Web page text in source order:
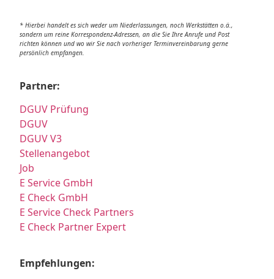
* Hierbei handelt es sich weder um Niederlassungen, noch Werkstätten o.ä.,
sondern um reine Korrespondenz-Adressen, an die Sie Ihre Anrufe und Post
richten können und wo wir Sie nach vorheriger Terminvereinbarung gerne
persönlich empfangen.
Partner:
DGUV Prüfung
DGUV
DGUV V3
Stellenangebot
Job
E Service GmbH
E Check GmbH
E Service Check Partners
E Check Partner Expert
Empfehlungen: